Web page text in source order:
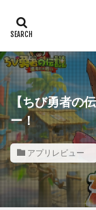
【ちび勇者の
ー！
アプリレビュー